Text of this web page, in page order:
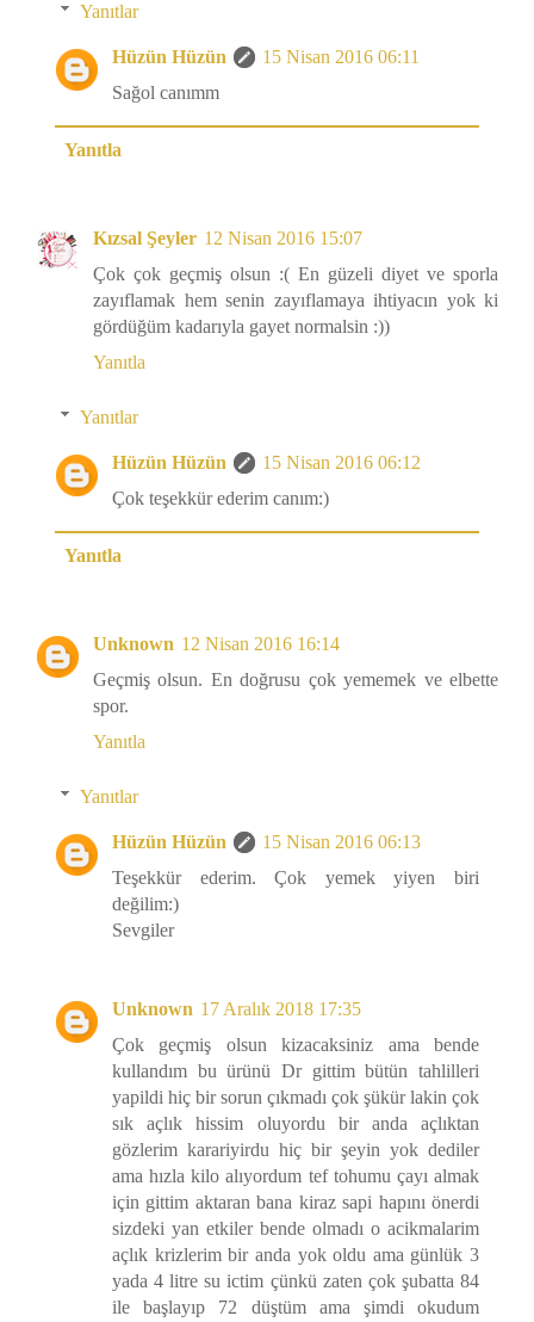
Yanıtlar
Hüzün Hüzün
15 Nisan 2016 06:11
Sağol canımm
Yanıtla
Kızsal Şeyler 12 Nisan 2016 15:07
Çok çok geçmiş olsun :( En güzeli diyet ve sporla
zayıflamak hem senin zayıflamaya ihtiyacın yok ki
gördüğüm kadarıyla gayet normalsin :))
Yanıtla
Yanıtlar
Hüzün Hüzün
15 Nisan 2016 06:12
Çok teşekkür ederim canım:)
Yanıtla
Unknown 12 Nisan 2016 16:14
Geçmiş olsun. En doğrusu çok yememek ve elbette
spor.
Yanıtla
Yanıtlar
Hüzün Hüzün
15 Nisan 2016 06:13
Teşekkür ederim. Çok yemek yiyen biri
değilim:)
Sevgiler
Unknown 17 Aralık 2018 17:35
Çok geçmiş olsun kizacaksiniz ama bende
kullandım bu ürünü Dr gittim bütün tahlilleri
yapildi hiç bir sorun çıkmadı çok şükür lakin çok
sık açlık hissim oluyordu bir anda açlıktan
gözlerim karariyirdu hiç bir şeyin yok dediler
ama hızla kilo alıyordum tef tohumu çayı almak
için gittim aktaran bana kiraz sapi hapını önerdi
sizdeki yan etkiler bende olmadı o acikmalarim
açlık krizlerim bir anda yok oldu ama günlük 3
yada 4 litre su ictim çünkü zaten çok şubatta 84
ile başlayıp 72 düştüm ama şimdi okudum